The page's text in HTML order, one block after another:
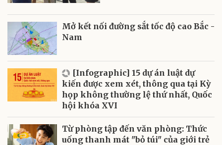
Mở kết nối đường sắt tốc độ cao Bắc -
Nam
[Infographic] 15 dự án luật dự
kiến được xem xét, thông qua tại Kỳ
họp không thường lệ thứ nhất, Quốc
hội khóa XVI
Từ phòng tập đến văn phòng: Thức
uống thanh mát "bỏ túi" của giới trẻ